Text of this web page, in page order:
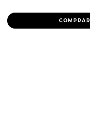
COMPRAR